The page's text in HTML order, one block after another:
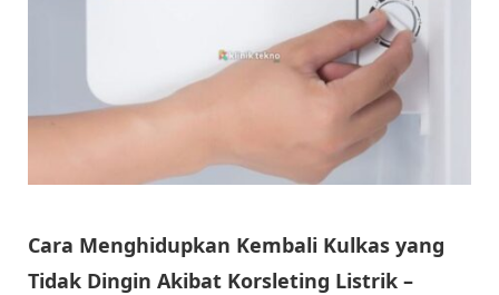
Cara Menghidupkan Kembali Kulkas yang
Tidak Dingin Akibat Korsleting Listrik –